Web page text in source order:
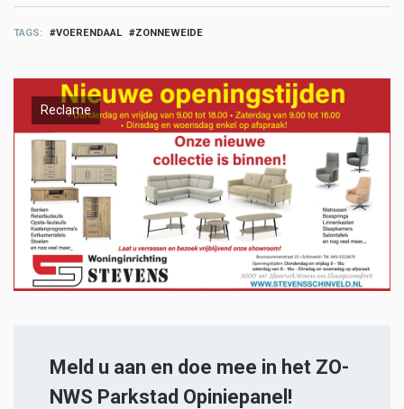
TAGS VOERENDAAL ZONNEWEIDE
Reclame
Meld u aan en doe mee in het ZO-
NWS Parkstad Opiniepanel!